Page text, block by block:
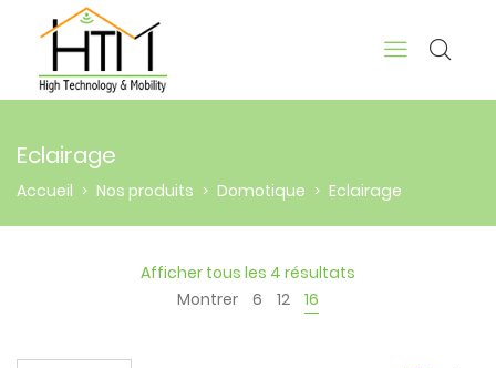
Eclairage
Accueil > Nos produits > Domotique > Eclairage
Afficher tous les 4 résultats
Montrer
6 12 16